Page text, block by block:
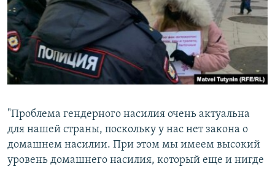
"Проблема гендерного насилия очень актуальна
для нашей страны, поскольку у нас нет закона о
домашнем насилии. При этом мы имеем высокий
уровень домашнего насилия, который еще и нигде